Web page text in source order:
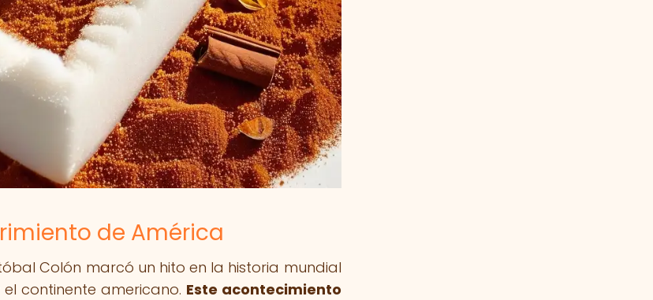
de América
Colón marcó un hito en la historia mundial
continente americano. Este acontecimiento